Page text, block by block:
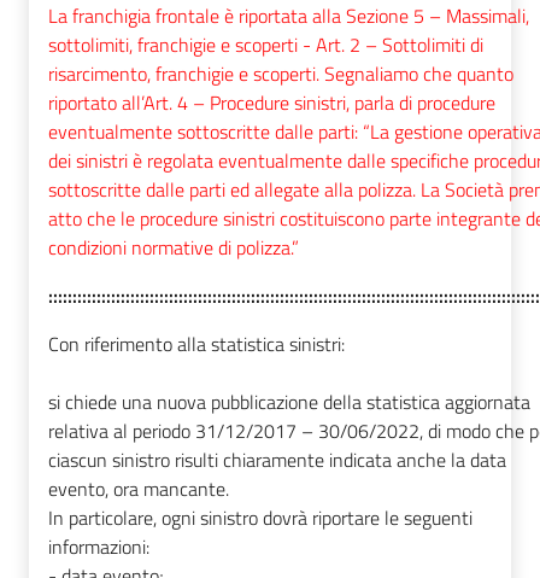
La franchigia frontale è riportata allaSezione 5 – Massimali,
sottolimiti, franchigie e scoperti - Art. 2 – Sottolimiti di
risarcimento, franchigie e scoperti. Segnaliamo che quanto
riportato all’Art. 4 – Procedure sinistri, parla di procedure
eventualmente sottoscritte dalle parti: “La gestione
dei sinistri è regolata eventualmente dalle specifiche
sottoscritte dalle parti ed allegate alla polizza. La Società
atto che le procedure sinistri costituiscono parte integrante
condizioni normative di polizza.”
Con riferimento alla statistica sinistri:
si chiede una nuova pubblicazione della statistica aggiornata
relativa al periodo 31/12/2017 – 30/06/2022, di modo che
ciascun sinistro risulti chiaramente indicata anche la data
evento, ora mancante.
In particolare, ogni sinistro dovrà riportare le seguenti
informazioni: